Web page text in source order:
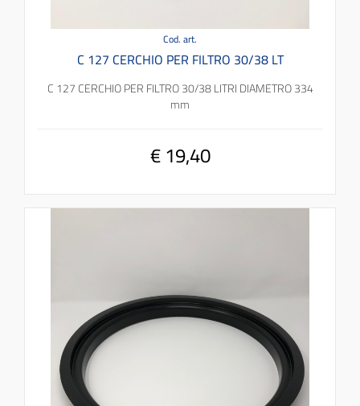
Cod. art.
C 127 CERCHIO PER FILTRO 30/38 LT
C 127 CERCHIO PER FILTRO 30/38 LITRI DIAMETRO 334
mm
€ 19,40